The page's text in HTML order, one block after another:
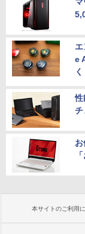
e
く
性
チ
本サイトのご利用